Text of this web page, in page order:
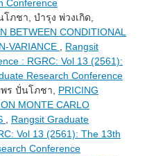
Conference
ภชา, บำรุง พ่วงเกิด,
BETWEEN CONDITIONAL
VARIANCE
Rangsit
: RGRC: Vol 13 (2561):
Research Conference
ร ปั่นโภชา, PRICING
MONTE CARLO
Rangsit Graduate
Vol 13 (2561): The 13th
Conference